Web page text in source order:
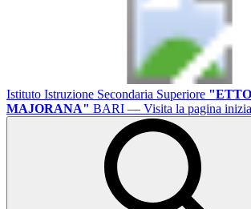
Istituto Istruzione Secondaria Superiore
MAJORANA" BARI — Visita la pagina